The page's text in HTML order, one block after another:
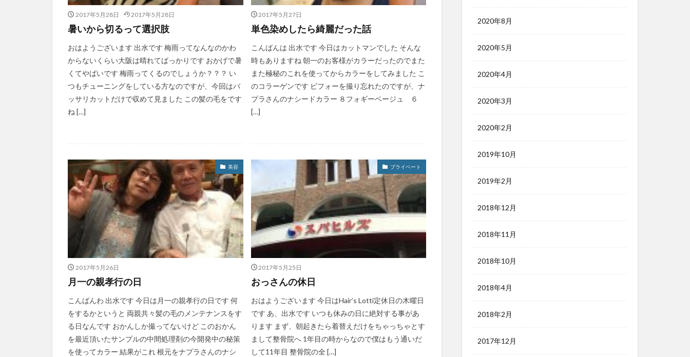
2017年5月28日 2017年5月28日
暑いから切るって選択肢
おはようございます 出水です 梅雨ってなんなのかわ
からないくらい大阪は晴れてばっかりです おかげで暑
くてやばいです 梅雨ってくるのでしょうか？？？ い
つもチューニングをしている方なのですが、今回はバ
ッサリカットだけで収めて見ました この髪の毛をです
ね […]
2017年5月27日
単色染めしたら綺麗だった話
こんばんは 出水です 今日はカットマンでした そんな
時もありますね 朝一のお客様がカラーだったのでまた
また極秘のこれを使ってからカラーをしてみました こ
のコラーゲンです ビフォーを撮り忘れたのですが、ナ
プラさんのナシードカラー ８フォギーベージュ ６
[…]
美容
2017年5月26日
月一の親孝行の日
こんばんわ 出水です 今日は月一の親孝行の日です 何
をするかというと 両親共々髪の毛のメンテナンスをす
る日なんです おかんしか撮ってないけど このおかん
を最近頂いたサンプルの中間処理剤の今開発中の秘策
を使ってカラー 結果がこれ 根元をナプラさんのナシ
プライベート
2017年5月25日
おっさんの休日
おはようございます 今日はHair’s Lotti定休日の木曜日
です あ、出水です いつも休みの日に絶対する事があ
ります まず、朝起きたら着替えだけをちゃっちゃとす
まして整骨院へ 1年目の時からなので僕はもう通いだ
して11年目 整骨院の全 […]
2020年8月
2020年5月
2020年4月
2020年3月
2020年2月
2019年10月
2019年2月
2018年12月
2018年11月
2018年10月
2018年4月
2018年2月
2017年12月